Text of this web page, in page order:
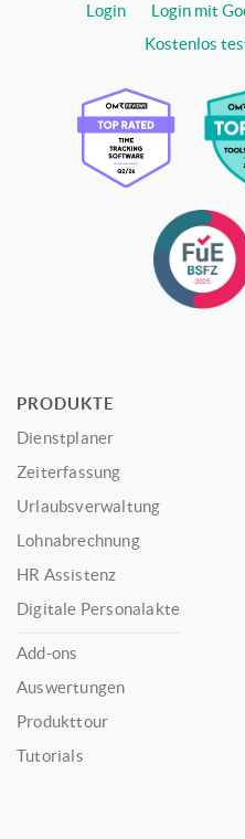
Login Login mit
Kostenlos
PRODUKTE
Dienstplaner
Zeiterfassung
Urlaubsverwaltung
Lohnabrechnung
HR Assistenz
Digitale Personalakte
Add-ons
Auswertungen
Produkttour
Tutorials